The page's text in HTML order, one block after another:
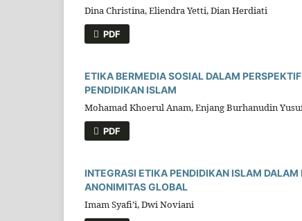
Dina Christina, Eliendra Yetti, Dian Herdiati
PDF
ETIKA BERMEDIA SOSIAL DALAM
PENDIDIKAN ISLAM
Mohamad Khoerul Anam, Enjang Burhanudin
PDF
INTEGRASI ETIKA PENDIDIKAN ISLAM
ANONIMITAS GLOBAL
Imam Syafi’i, Dwi Noviani